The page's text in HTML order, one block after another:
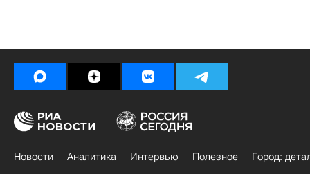
Новости Аналитика Интервью Полезное
Город: